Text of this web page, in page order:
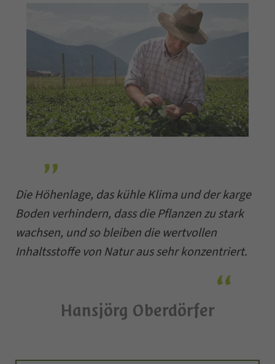
Die Höhenlage, das kühle Klima und der karge
Boden verhindern, dass die Pflanzen zu stark
wachsen, und so bleiben die wertvollen
Inhaltsstoffe von Natur aus sehr konzentriert.
Hansjörg Oberdörfer